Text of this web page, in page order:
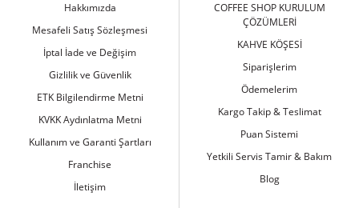
Hakkımızda
Mesafeli Satış Sözleşmesi
İptal İade ve Değişim
Gizlilik ve Güvenlik
ETK Bilgilendirme Metni
KVKK Aydınlatma Metni
Kullanım ve Garanti Şartları
Franchise
İletişim
COFFEE SHOP KURULUM
ÇÖZÜMLERİ
KAHVE KÖŞESİ
Siparişlerim
Ödemelerim
Kargo Takip & Teslimat
Puan Sistemi
Yetkili Servis Tamir & Bakım
Blog